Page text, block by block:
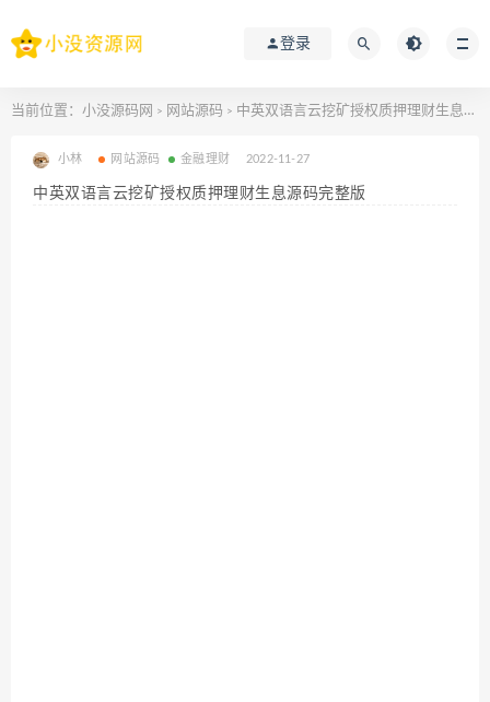
登录
当前位置： 小没源码网 > 网站源码 > 中英双语言云挖矿授权质押理财生息源码完整版
小林 网站源码 金融理财 2022-11-27
中英双语言云挖矿授权质押理财生息源码完整版